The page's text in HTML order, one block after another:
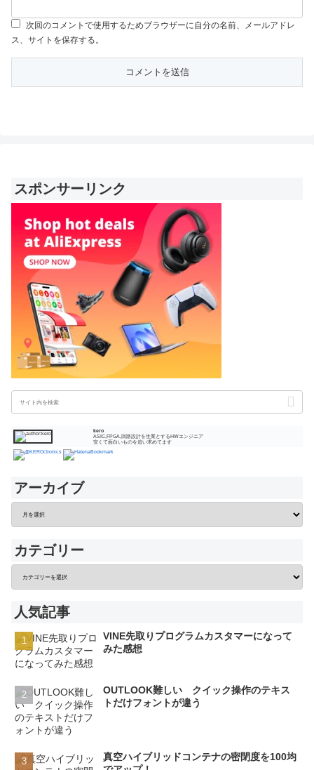
次回のコメントで使用するためブラウザーに自分の名前、メールアドレ
ス、サイトを保存する。
スポンサーリンク
kero
ASIC,FPGA,回路設計を生業とするHWエンジニア
安くて面白いものを追い求めてます
アーカイブ
カテゴリー
人気記事
VINE先取りプログラムカスタマーになって
みた感想
OUTLOOK難しい クイック操作のテキス
トだけフォントが違う
真空ハイブリッドコンテナの密閉度を100均